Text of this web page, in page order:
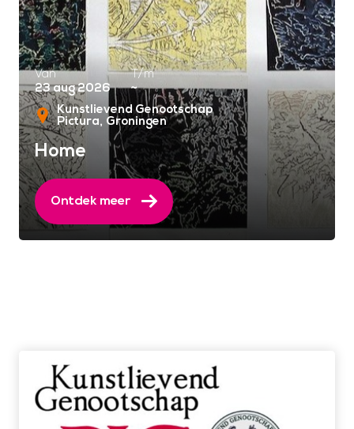
Van
23 aug 2026
T/m
~
Kunstlievend Genootschap
Pictura Groningen
Home
Ontdek meer